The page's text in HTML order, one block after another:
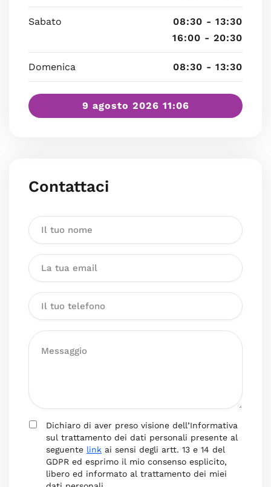
Sabato
08:30 - 13:30
16:00 - 20:30
Domenica 08:30 - 13:30
9 agosto 2026 11:06
Contattaci
Dichiaro di aver preso visione dell’Informativa
sul trattamento dei dati personali presente al
seguente link ai sensi degli artt. 13 e 14 del
GDPR ed esprimo il mio consenso esplicito,
libero ed informato al trattamento dei miei